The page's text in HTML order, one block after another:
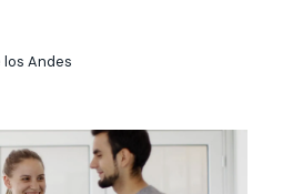
International
students
Facultades
Filantropía y Donaciones
el campus
Noticias
estudiantiles
Andes